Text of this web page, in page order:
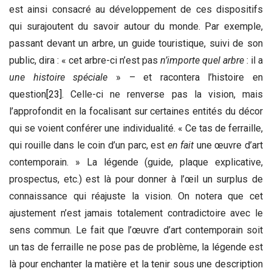
est ainsi consacré au développement de ces dispositifs
qui surajoutent du savoir autour du monde. Par exemple,
passant devant un arbre, un guide touristique, suivi de son
public, dira : « cet arbre-ci n’est pas n’importe quel arbre : il a
une histoire spéciale » – et racontera l’histoire en
question[23]. Celle-ci ne renverse pas la vision, mais
l’approfondit en la focalisant sur certaines entités du décor
qui se voient conférer une individualité. « Ce tas de ferraille,
qui rouille dans le coin d’un parc, est en fait une œuvre d’art
contemporain. » La légende (guide, plaque explicative,
prospectus, etc.) est là pour donner à l’œil un surplus de
connaissance qui réajuste la vision. On notera que cet
ajustement n’est jamais totalement contradictoire avec le
sens commun. Le fait que l’œuvre d’art contemporain soit
un tas de ferraille ne pose pas de problème, la légende est
là pour enchanter la matière et la tenir sous une description